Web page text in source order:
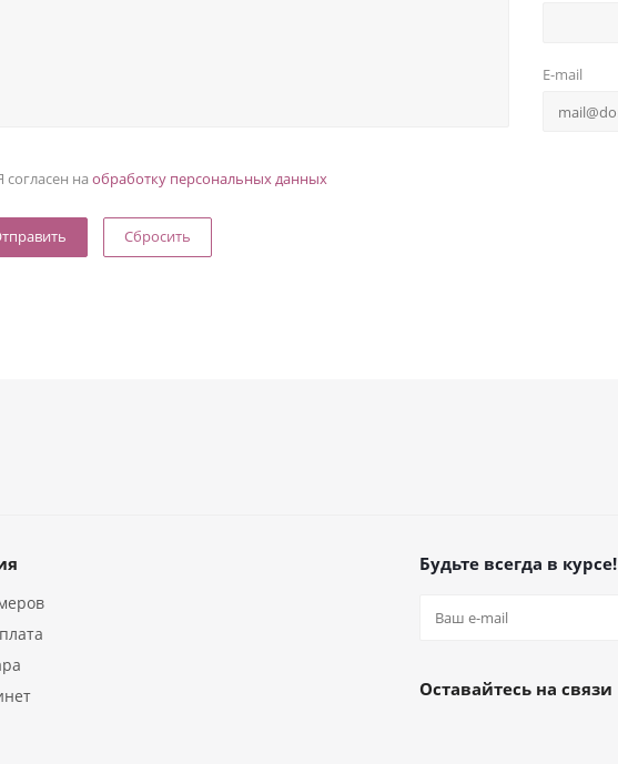
E-mail
согласен на обработку персональных данных
Сбросить
Будьте всегда в курсе!
Оставайтесь на связи